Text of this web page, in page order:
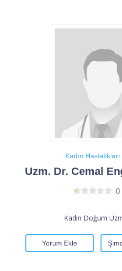
Kadın
Uzm. Dr. Cemal
0
Kadın Doğum
Yorum Ekle